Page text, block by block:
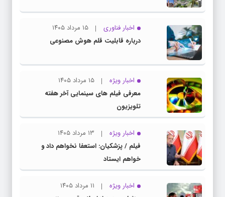
اخبار فناوری
۱۵ مرداد ۱۴۰۵
درباره قابلیت قلم هوش مصنوعی
اخبار ویژه
۱۵ مرداد ۱۴۰۵
معرفی فیلم های سینمایی آخر هفته
تلویزیون
اخبار ویژه
۱۳ مرداد ۱۴۰۵
فیلم / پزشکیان: استعفا نخواهم داد و
خواهم ایستاد
اخبار ویژه
۱۱ مرداد ۱۴۰۵